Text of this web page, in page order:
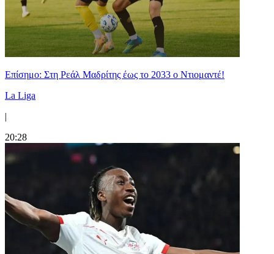
Επίσημο: Στη Ρεάλ Μαδρίτης έως το 2033 ο Ντιομαντέ!
La Liga
|
20:28